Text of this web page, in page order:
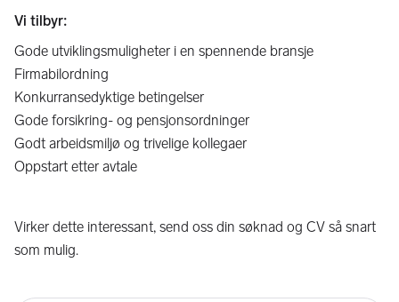
Vi tilbyr:
Gode utviklingsmuligheter i en spennende bransje
Firmabilordning
Konkurransedyktige betingelser
Gode forsikring- og pensjonsordninger
Godt arbeidsmiljø og trivelige kollegaer
Oppstart etter avtale
Virker dette interessant, send oss din søknad og CV så snart
som mulig.